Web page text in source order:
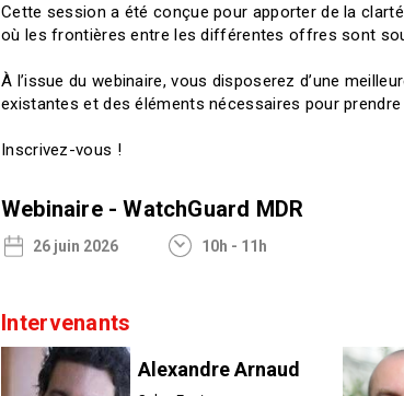
Cette session a été conçue pour apporter de la
où les frontières entre les différentes offres sont
À l’issue du webinaire, vous disposerez d’une
existantes et des éléments nécessaires pour
Inscrivez-vous !
Webinaire - WatchGuard MDR
26 juin 2026 10h - 11h
Intervenants
Alexandre Arnaud